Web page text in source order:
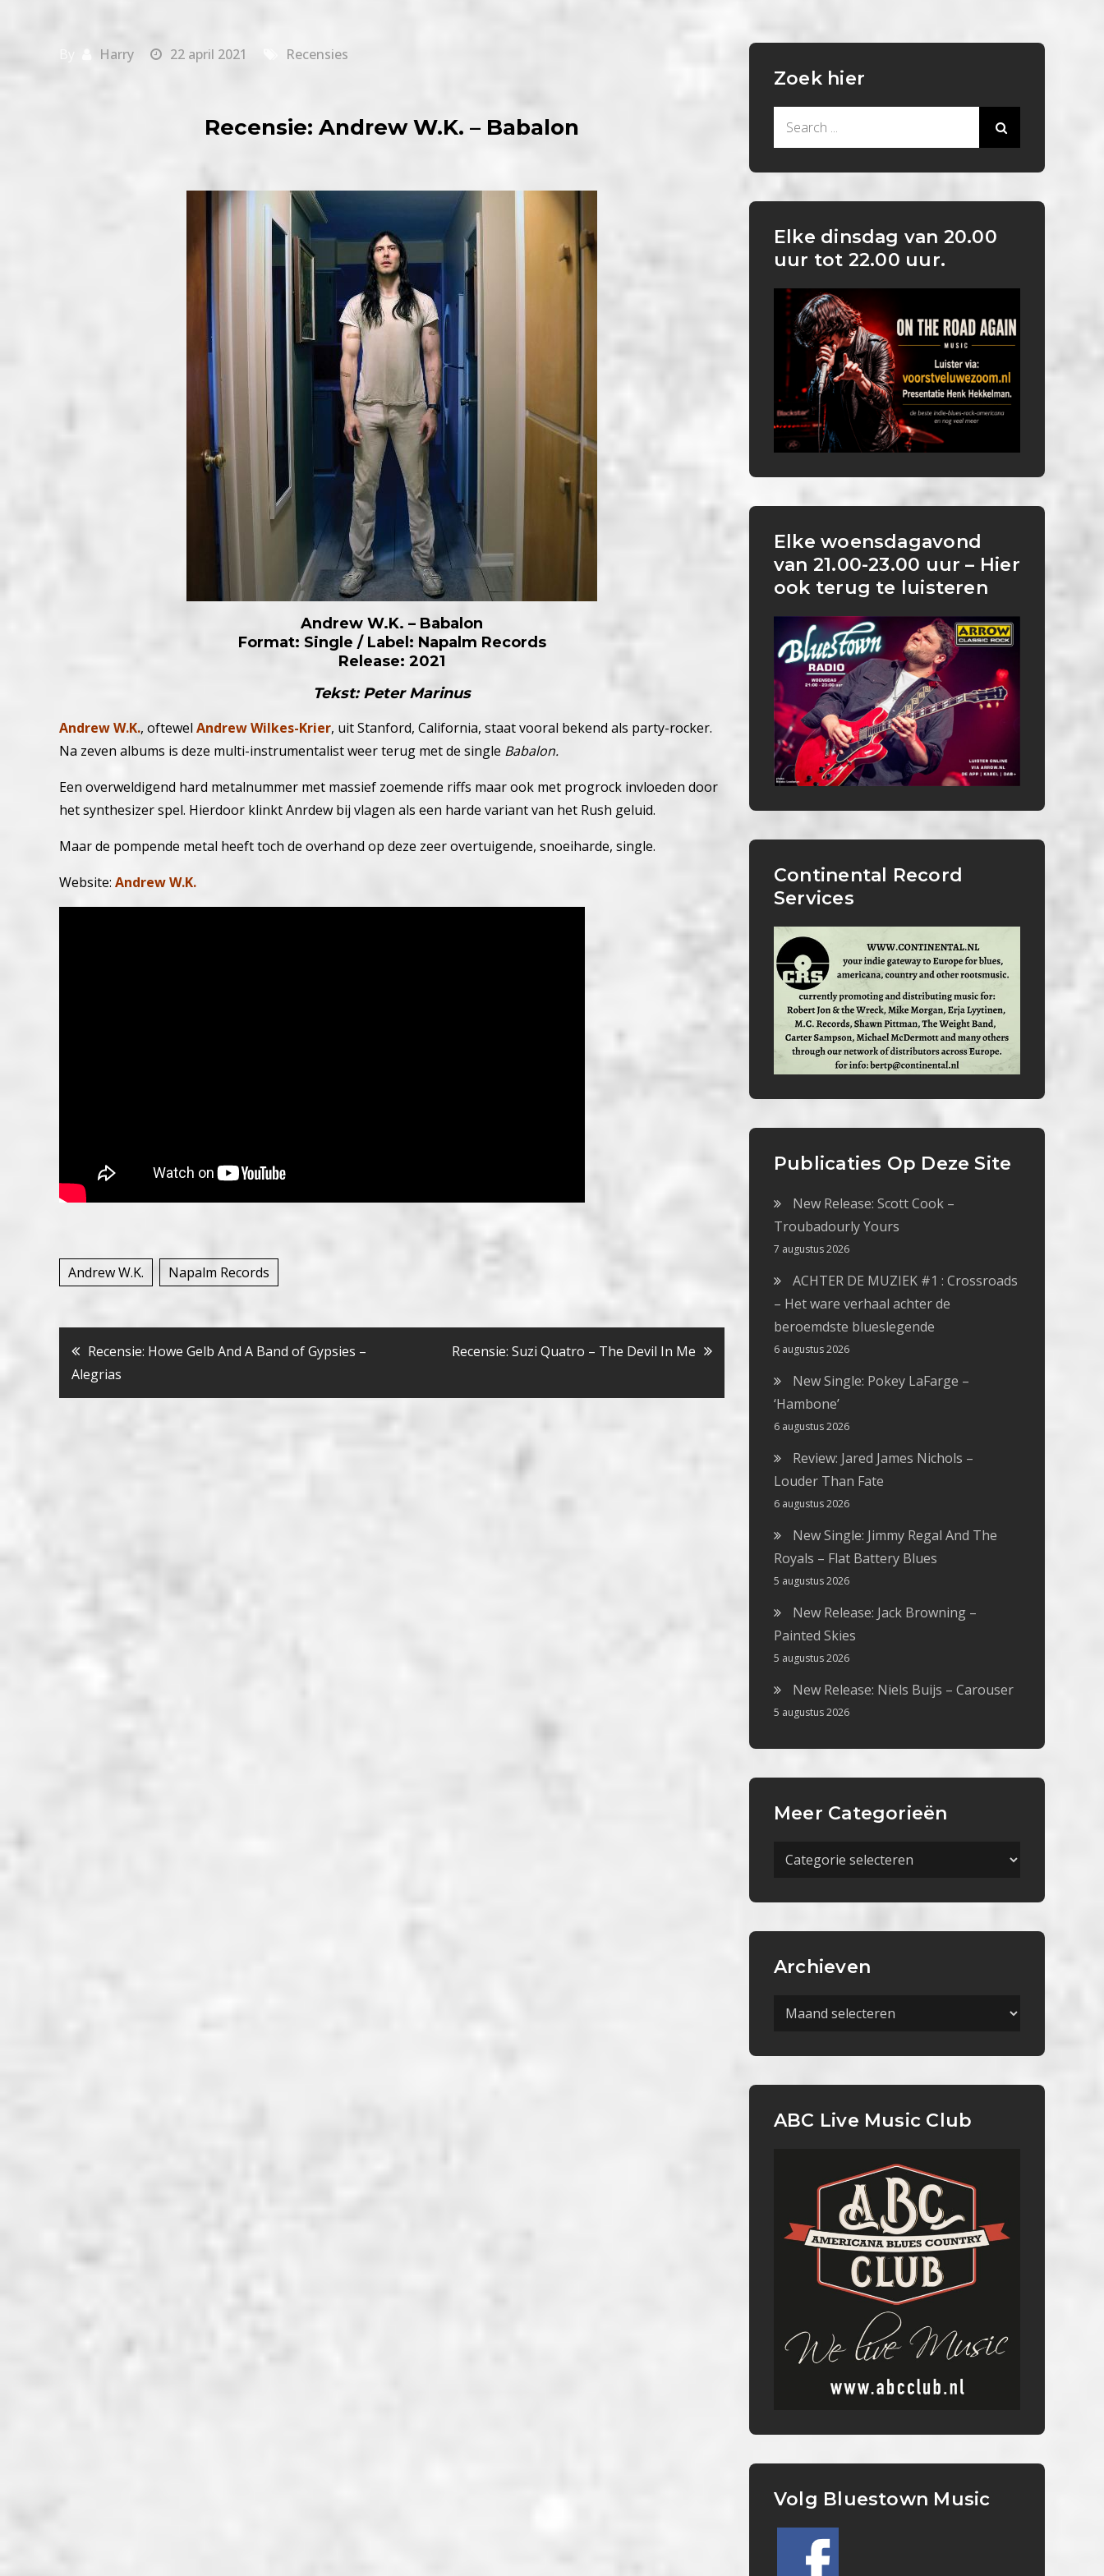
Harry 22 april 2021 Recensies
Recensie: Andrew W.K. – Babalon
Andrew W.K. – Babalon
Format: Single / Label: Napalm Records
Release: 2021
Tekst: Peter Marinus
Andrew W.K., oftewel Andrew Wilkes-Krier, uit Stanford, California, staat vooral bekend als party-rocker.
Na zeven albums is deze multi-instrumentalist weer terug met de single Babalon.
Een overweldigend hard metalnummer met massief zoemende riffs maar ook met progrock invloeden door
het synthesizer spel. Hierdoor klinkt Anrdew bij vlagen als een harde variant van het Rush geluid.
Maar de pompende metal heeft toch de overhand op deze zeer overtuigende, snoeiharde, single.
Website: Andrew W.K.
Andrew W.K. Napalm Records
Bericht
navigatie
Recensie: Howe Gelb And A Band of Gypsies –
Alegrias
Recensie: Suzi Quatro – The Devil In Me
Zoek hier
Elke dinsdag van 20.00
uur tot 22.00 uur.
Elke woensdagavond
van 21.00-23.00 uur – Hier
ook terug te luisteren
Continental Record
Services
Publicaties Op Deze Site
New Release: Scott Cook –
Troubadourly Yours
7 augustus 2026
ACHTER DE MUZIEK #1 : Crossroads
– Het ware verhaal achter de
beroemdste blueslegende
6 augustus 2026
New Single: Pokey LaFarge –
‘Hambone’
6 augustus 2026
Review: Jared James Nichols –
Louder Than Fate
6 augustus 2026
New Single: Jimmy Regal And The
Royals – Flat Battery Blues
5 augustus 2026
New Release: Jack Browning –
Painted Skies
5 augustus 2026
New Release: Niels Buijs – Carouser
5 augustus 2026
Meer Categorieën
Meer
Archieven
Archieven
ABC Live Music Club
Volg Bluestown Music